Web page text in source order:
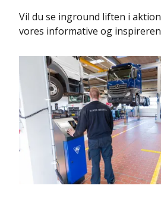
Vil du se inground liften i
vores informative og